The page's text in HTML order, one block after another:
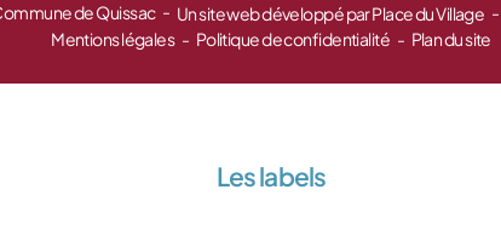
de Quissac Un site web développé par Place du Village
Mentions légales
Politique de confidentialité Plan du site
Les labels